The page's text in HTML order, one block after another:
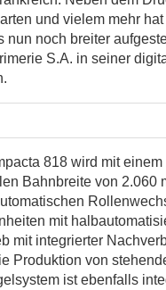
und vielem mehr
nun noch breiter
S.A. in seiner
818 wird mit
Bahnbreite von 2.060
mit
mit integrierter
Produktion von
ist ebenfalls